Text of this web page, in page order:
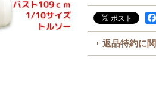
返品特約に